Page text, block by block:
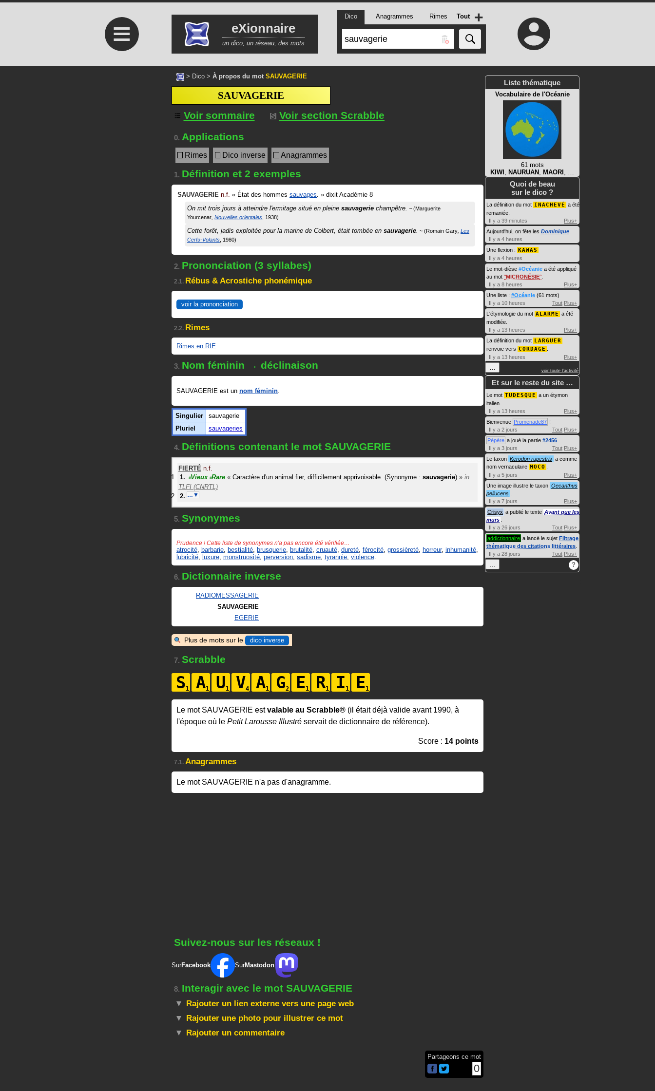
≡ eXionnaire
un dico, un réseau, des mots
Dico Anagrammes Rimes Tout +
> Dico > À propos du mot SAUVAGERIE
SAUVAGERIE
Voir sommaire
Voir section Scrabble
0. Applications
Rimes Dico inverse Anagrammes
1. Définition et 2 exemples
SAUVAGERIE n.f. « État des hommes sauvages. » dixit Académie 8
On mit trois jours à atteindre l'ermitage situé en pleine sauvagerie champêtre.
Marguerite
Yourcenar Nouvelles orientales 1938
Cette forêt, jadis exploitée pour la marine de Colbert, était tombée en sauvagerie. Romain Gary Les
Cerfs-Volants 1980
2. Prononciation (3 syllabes)
2.1. Rébus & Acrostiche phonémique
voir la prononciation
2.2. Rimes
Rimes en RIE
3. Nom féminin → déclinaison
SAUVAGERIE est un nom féminin.
Singulier
sauvagerie
Pluriel
sauvageries
4. Définitions contenant le mot SAUVAGERIE
FIERTÉ n.f.
#Vieux #Rare « Caractère d'un animal fier, difficilement apprivoisable. (Synonyme : sauvagerie) » in
TLFI (CNRTL)
…▼
5. Synonymes
Prudence ! Cette liste de synonymes n'a pas encore été vérifiée…
atrocité barbarie bestialité brusquerie brutalité cruauté dureté férocité grossièreté horreur, inhumanité
lubricité luxure monstruosité perversion sadisme tyrannie violence
6. Dictionnaire inverse
RADIOMESSAGERIE
SAUVAGERIE
EGERIE
Plus de mots sur le dico inverse
7. Scrabble
S A U V A G E R I E
Le mot SAUVAGERIE estvalable au Scrabble® (il était déjà valide avant 1990, à
l'époque où le Petit Larousse Illustré servait de dictionnaire de référence).
Score : 14 points
7.1. Anagrammes
Le mot SAUVAGERIE n'a pas d'anagramme.
Suivez-nous sur les réseaux !
SurFacebook SurMastodon
8. Interagir avec le mot SAUVAGERIE
Rajouter un lien externe vers une page web
Rajouter une photo pour illustrer ce mot
Rajouter un commentaire
Partageons ce mot
0
Liste thématique
Vocabulaire de l'Océanie
61 mots
KIWI , NAURUAN , MAORI , …
Quoi de beau
sur le dico ?
La définition du mot INACHEVÉ a été
remaniée.
Il y a 39 minutes
Plus+
Aujourd'hui, on fête les Dominique
Il y a 4 heures
Une flexion : KAWAS
Il y a 4 heures
Le mot-dièse #Océanie a été appliqué
au mot MICRONÉSIE
Il y a 8 heures
Plus+
Une liste : #Océanie (61 mots)
Il y a 10 heures
Tout Plus+
L'étymologie du mot ALARME a été
modifiée.
Il y a 13 heures
Plus+
La définition du mot LARGUER
renvoie vers CORDAGE
Il y a 13 heures
Plus+
… voir toute l'activité
Et sur le reste du site …
Le mot TUDESQUE a un étymon
italien.
Il y a 13 heures
Plus+
Bienvenue Promenade87 !
Il y a 2 jours
Tout Plus+
Pépère a joué la partie #2456
Il y a 3 jours
Tout Plus+
Le taxon Kerodon rupestris a comme
nom vernaculaire MOCO
Il y a 5 jours
Plus+
Une image illustre le taxon Oecanthus
pellucens
Il y a 7 jours
Plus+
Crisyx a publié le texte Avant que les
murs
Il y a 26 jours
Tout Plus+
addictionnaire a lancé le sujet Filtrage
thématique des citations littéraires
Il y a 28 jours
Tout Plus+
… ?